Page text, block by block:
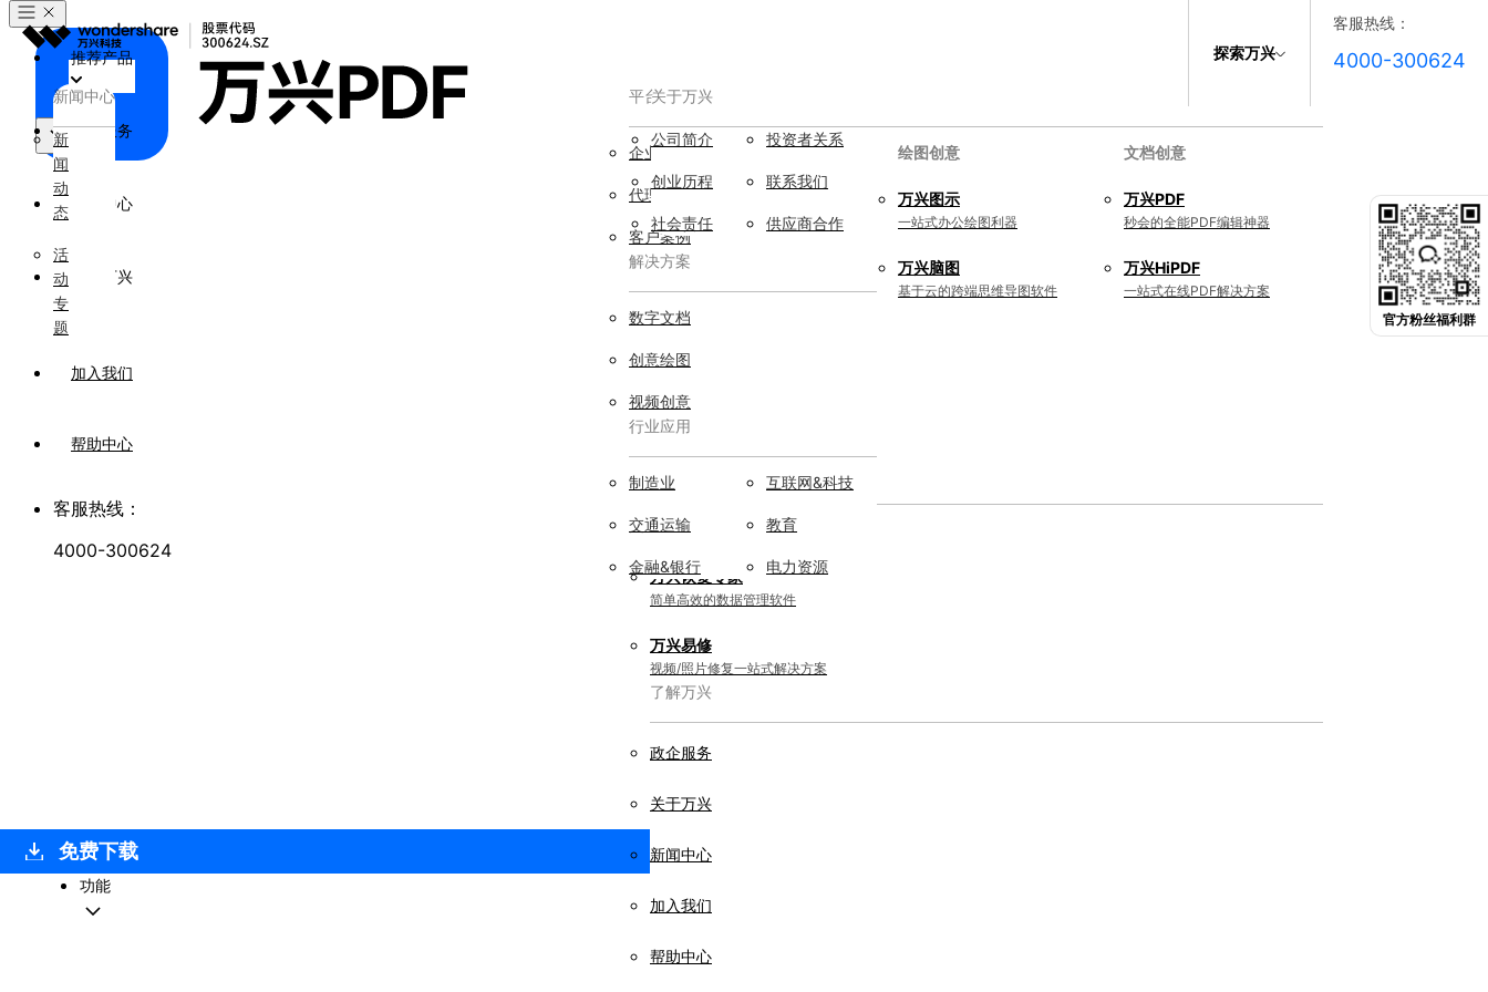
探索万兴
客服热线：
4000-300624
推荐产品
AIGC数字创意
视频创意
万兴剧厂
AI驱动的一站式精品影视内容创作平
台
万兴喵影
AI赋能，你也是剪辑大师
万兴天幕
Wondershare SelfyzAI
绘图创意
万兴图示
一站式办公绘图利器
万兴脑图
基于云的跨端思维导图软件
文档创意
万兴PDF
秒会的全能PDF编辑神器
万兴HiPDF
一站式在线PDF解决方案
实用工具
实用工具
万兴恢复专家
简单高效的数据管理软件
万兴易修
视频/照片修复一站式解决方案
了解万兴
政企服务
关于万兴
新闻中心
加入我们
帮助中心
政企服务
平台服务
企业用户
代理商
客户案例
解决方案
数字文档
创意绘图
视频创意
行业应用
制造业
交通运输
金融&银行
互联网&科技
教育
电力资源
新闻中心
新闻中心
新
闻
动
态
活
动
专
题
关于万兴
关于万兴
公司简介
创业历程
社会责任
投资者关系
联系我们
供应商合作
加入我们
帮助中心
客服热线：
4000-300624
免费下载
功能
官方粉丝福利群